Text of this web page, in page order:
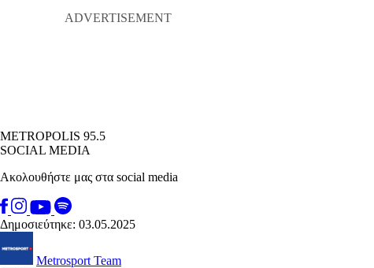
METROPOLIS 95.5
SOCIAL MEDIA
Ακολουθήστε μας στα social media
Δημοσιεύτηκε: 03.05.2025
Metrosport Team